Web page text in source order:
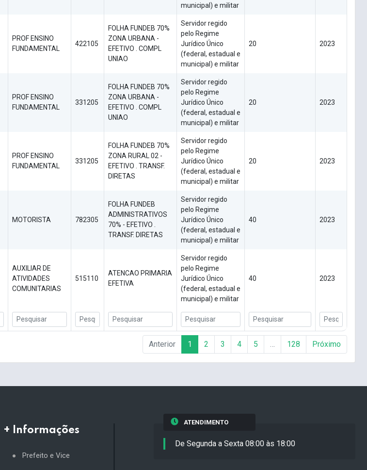
municipal) e militar
PROF ENSINO
FUNDAMENTAL
422105
FOLHA FUNDEB 70%
ZONA URBANA -
EFETIVO . COMPL
UNIAO
Servidor regido
pelo Regime
Jurídico Único
(federal, estadual e
municipal) e militar
20 2023
PROF ENSINO
FUNDAMENTAL
331205
FOLHA FUNDEB 70%
ZONA URBANA -
EFETIVO . COMPL
UNIAO
Servidor regido
pelo Regime
Jurídico Único
(federal, estadual e
municipal) e militar
20 2023
PROF ENSINO
FUNDAMENTAL
331205
FOLHA FUNDEB 70%
ZONA RURAL 02 -
EFETIVO . TRANSF.
DIRETAS
Servidor regido
pelo Regime
Jurídico Único
(federal, estadual e
municipal) e militar
20 2023
MOTORISTA 782305
FOLHA FUNDEB
ADMINISTRATIVOS
70% - EFETIVO .
TRANSF. DIRETAS
Servidor regido
pelo Regime
Jurídico Único
(federal, estadual e
municipal) e militar
40 2023
AUXILIAR DE
ATIVIDADES
COMUNITARIAS
515110
ATENCAO PRIMARIA
EFETIVA
Servidor regido
pelo Regime
Jurídico Único
(federal, estadual e
municipal) e militar
40 2023
Anterior 1 2 3 4 5 … 128 Próximo
+ Informações
Prefeito e Vice
ATENDIMENTO
De Segunda a Sexta 08:00 às 18:00